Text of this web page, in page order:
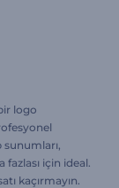
logo
için ideal.
kaçırmayın.